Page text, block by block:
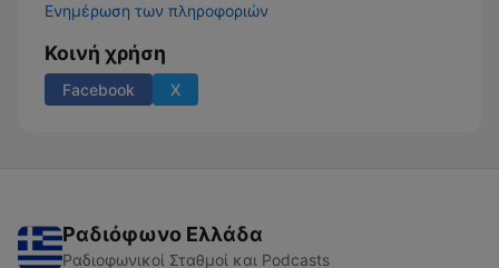
Ενημέρωση των πληροφοριών
Κοινή χρήση
Facebook X
Ραδιόφωνο Ελλάδα
Ραδιοφωνικοί Σταθμοί και Podcasts